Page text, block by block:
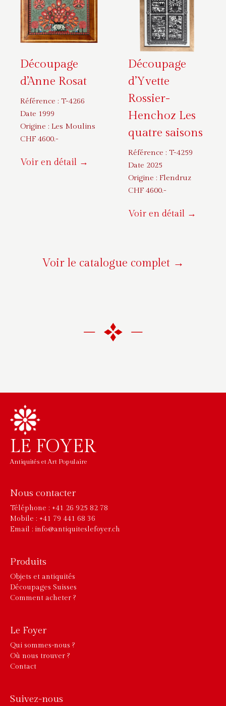
Découpage
d’Anne Rosat
Référence : T-4266
Date 1999
Origine : Les Moulins
CHF 4600.-
Voir en détail →
Découpage
d’Yvette
Rossier-
Henchoz Les
quatre saisons
Référence : T-4259
Date 2025
Origine : Flendruz
CHF 4600.-
Voir en détail →
Voir le catalogue complet →
LE FOYER
Antiquités et Art Populaire
Nous contacter
Téléphone : +41 26 925 82 78
Mobile : +41 79 441 68 36
Email : info@antiquiteslefoyer.ch
Produits
Objets et antiquités
Découpages Suisses
Comment acheter ?
Le Foyer
Qui sommes-nous ?
Où nous trouver ?
Contact
Suivez-nous